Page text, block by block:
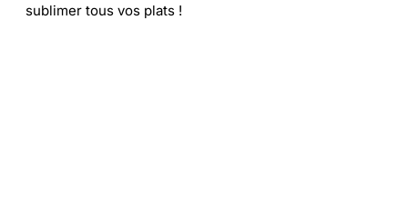
sublimer tous vos plats !